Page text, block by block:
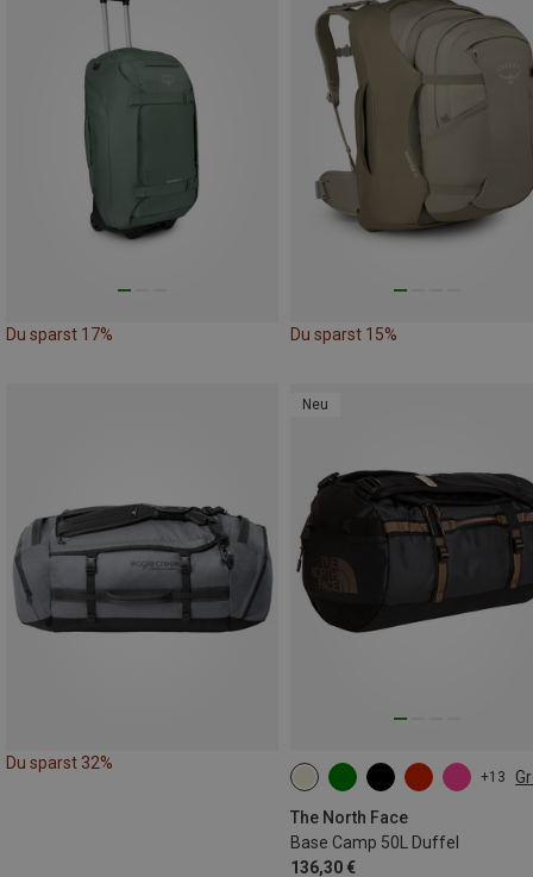
Du sparst 17% Du sparst 15%
Du sparst 32%
Neu
+13
The North Face
Base Camp 50L Duffel
136,30 €
50L